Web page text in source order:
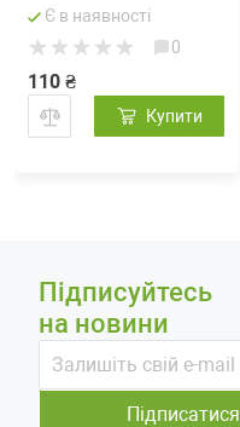
Є в наявності
0
110 ₴
Купити
Підписуйтесь
на новини
Підписатися